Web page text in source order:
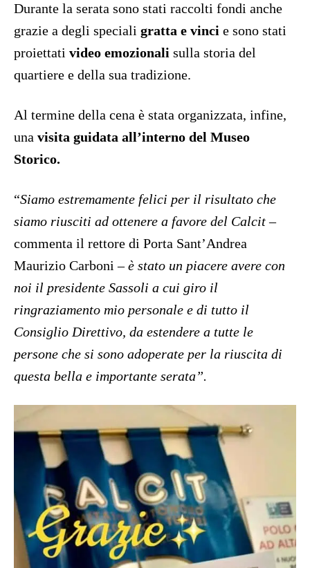
Durante la serata sono stati raccolti fondi anche
grazie a degli speciali gratta e vinci e sono stati
proiettati video emozionali sulla storia del
quartiere e della sua tradizione.
Al termine della cena è stata organizzata, infine,
una visita guidata all’interno del Museo
Storico.
“Siamo estremamente felici per il risultato che
siamo riusciti ad ottenere a favore del Calcit –
commenta il rettore di Porta Sant’Andrea
Maurizio Carboni –è stato un piacere avere con
noi il presidente Sassoli a cui giro il
ringraziamento mio personale e di tutto il
Consiglio Direttivo, da estendere a tutte le
persone che si sono adoperate per la riuscita di
questa bella e importante serata”.